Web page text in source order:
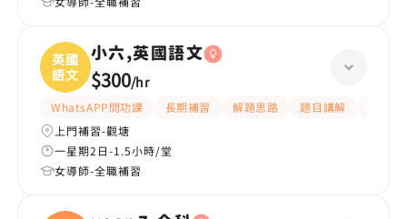
英國
語文
小六,英國語文
$300/hr
WhatsAPP問功課 長期補習 解題思路 題目講解
上門補習-觀塘
一星期2日-1.5小時/堂
女導師-全職補習